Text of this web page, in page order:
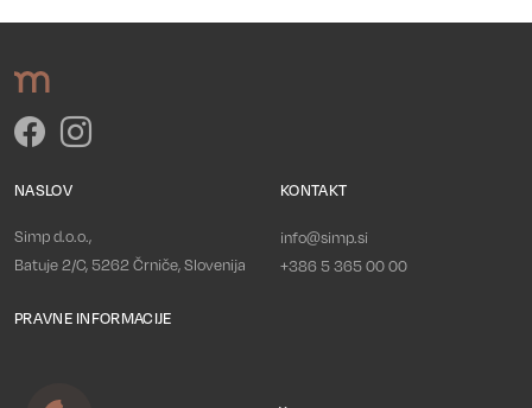
NASLOV
Simp d.o.o.,
Batuje 2/C, 5262 Črniče, Slovenija
KONTAKT
info@simp.si
+386 5 365 00 00
PRAVNE INFORMACIJE